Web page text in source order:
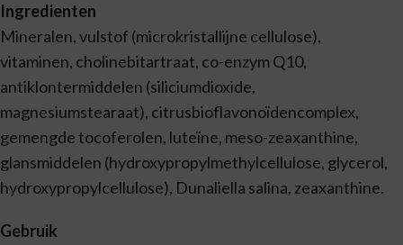
Ingredienten
Mineralen, vulstof (microkristallijne cellulose),
vitaminen, cholinebitartraat, co-enzym Q10,
antiklontermiddelen (siliciumdioxide,
magnesiumstearaat), citrusbioflavonoïdencomplex,
gemengde tocoferolen, luteïne, meso-zeaxanthine,
glansmiddelen (hydroxypropylmethylcellulose, glycerol,
hydroxypropylcellulose), Dunaliella salina, zeaxanthine.
Gebruik